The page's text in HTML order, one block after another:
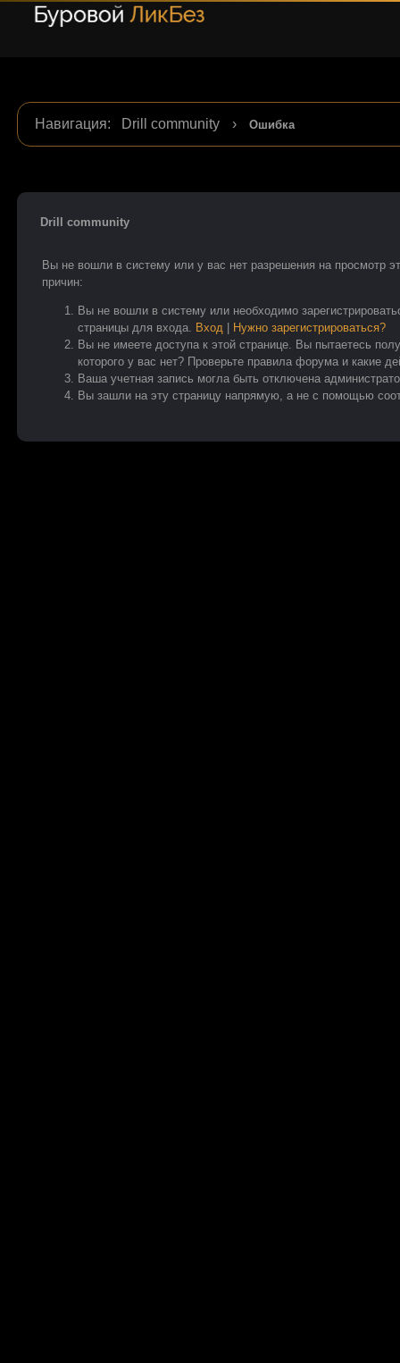
Навигация: Drill community › Ошибка
Drill community
Вы не вошли в систему или у вас нет разрешения на просмотр
причин:
Вы не вошли в систему или необходимо
страницы для входа. Вход|
Нужно зарегистрироваться?
Вы не имеете доступа к этой странице. Вы пытаетесь
которого у вас нет? Проверьте правила форума и какие
Ваша учетная запись могла быть отключена
Вы зашли на эту страницу напрямую, а не с помощью